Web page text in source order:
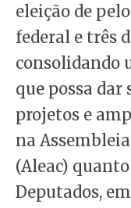
eleição de
federal e três
consolidando
que possa dar
projetos e
na
(Aleac)
Deputados,